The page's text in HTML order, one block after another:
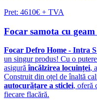
Pret: 4610€ + TVA
Focar samota cu
Focar Defro Home - Intra
un singur produs! Cu o
asigurăîncălzirea locuinței,
Construit din oțel de înaltă
autocurățare a sticlei, oferă
fiecare flacără.